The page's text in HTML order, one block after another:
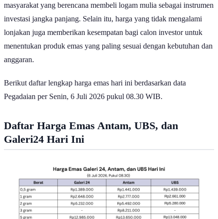
masyarakat yang berencana membeli logam mulia sebagai instrumen
investasi jangka panjang. Selain itu, harga yang tidak mengalami
lonjakan juga memberikan kesempatan bagi calon investor untuk
menentukan produk emas yang paling sesuai dengan kebutuhan dan
anggaran.
Berikut daftar lengkap harga emas hari ini berdasarkan data
Pegadaian per Senin, 6 Juli 2026 pukul 08.30 WIB.
Daftar Harga Emas Antam, UBS, dan
Galeri24 Hari Ini